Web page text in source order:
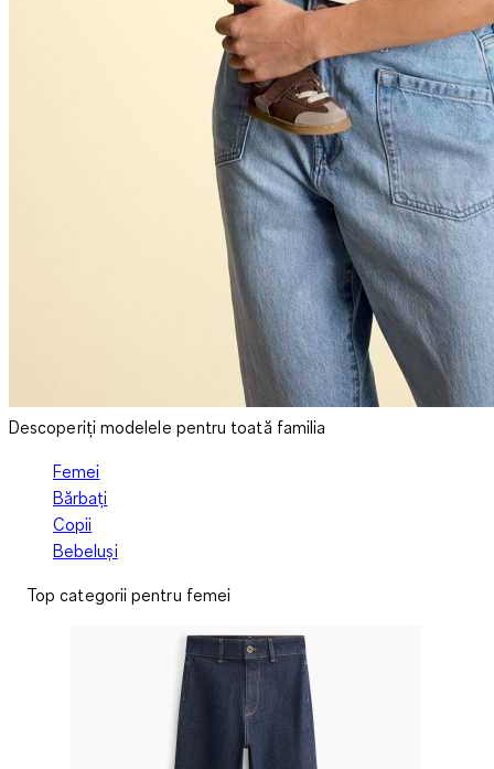
Descoperiți modelele pentru toată familia
Femei
Bărbați
Copii
Bebeluși
Top categorii pentru femei